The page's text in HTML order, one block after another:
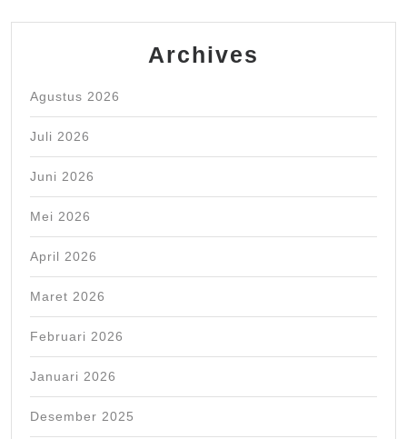
Archives
Agustus 2026
Juli 2026
Juni 2026
Mei 2026
April 2026
Maret 2026
Februari 2026
Januari 2026
Desember 2025